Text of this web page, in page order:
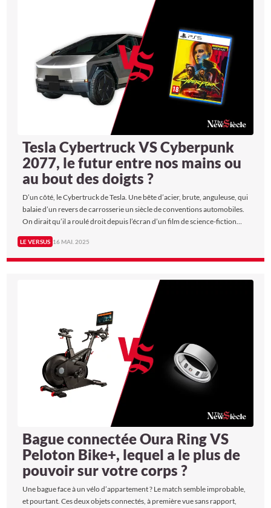
Tesla Cybertruck VS Cyberpunk
2077, le futur entre nos mains ou
au bout des doigts ?
D’un côté, le Cybertruck de Tesla. Une bête d’acier, brute, anguleuse, qui
balaie d’un revers de carrosserie un siècle de conventions automobiles.
On dirait qu’il a roulé droit depuis l’écran d’un film de science-fiction
vous prend aux tripes, vous jette dans un futur cauchemardesque, où la
technologie règne en maître absolu. Alors, laquelle nous fascine le plus ?
LE VERSUS 16 MAI. 2025
Bague connectée Oura Ring VS
Peloton Bike+, lequel a le plus de
pouvoir sur votre corps ?
Une bague face à un vélo d’appartement ? Le match semble improbable,
et pourtant. Ces deux objets connectés, à première vue sans rapport,